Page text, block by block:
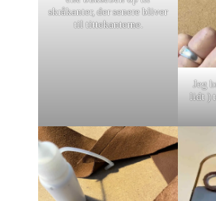
skråkanter, der senere bliver
til tittekanterne.
Jeg
lidt )